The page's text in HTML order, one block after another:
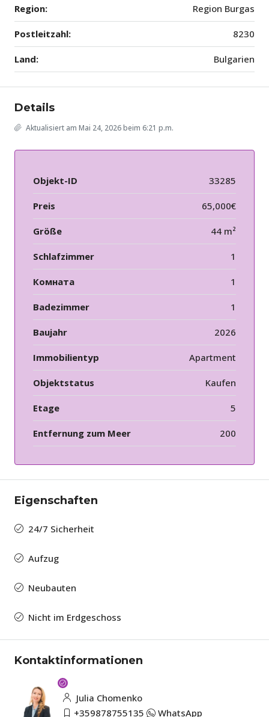
Region: Region Burgas
Postleitzahl: 8230
Land: Bulgarien
Details
Aktualisiert am Mai 24, 2026 beim 6:21 p.m.
Objekt-ID 33285
Preis 65,000€
Größe 44 m²
Schlafzimmer 1
Комната 1
Badezimmer 1
Baujahr 2026
Immobilientyp Apartment
Objektstatus Kaufen
Etage 5
Entfernung zum Meer 200
Eigenschaften
24/7 Sicherheit
Aufzug
Neubauten
Nicht im Erdgeschoss
Kontaktinformationen
Julia Chomenko
+359878755135
WhatsApp